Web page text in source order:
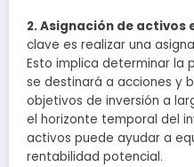
2. Asignación de
clave es realizar una
Esto implica determinar la
se destinará a acciones y
objetivos de inversión a
el horizonte temporal del
activos puede ayudar a
rentabilidad potencial.